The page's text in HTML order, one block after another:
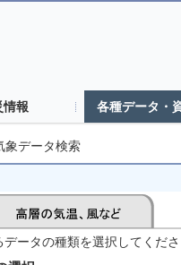
情報 各種データ・
象データ検索
ータの種類を選択してくだ